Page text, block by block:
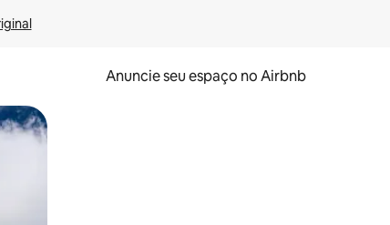
Anuncie seu espaço no Airbnb